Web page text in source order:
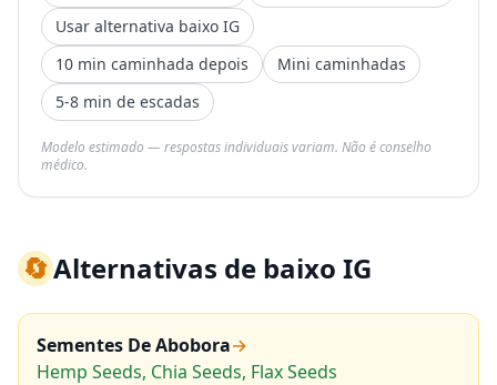
Usar alternativa baixo IG
10 min caminhada depois
Mini caminhadas
5-8 min de escadas
Modelo estimado — respostas individuais variam. Não é conselho
médico.
🔄Alternativas de baixo IG
Sementes De Abobora→
Hemp Seeds, Chia Seeds, Flax Seeds